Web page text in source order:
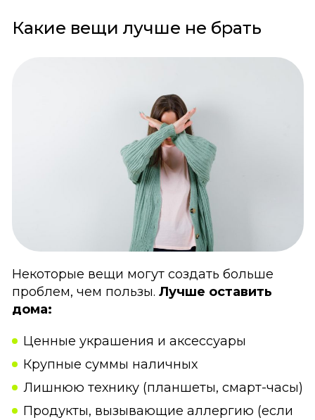
Какие вещи лучше не брать
Некоторые вещи могут создать больше
проблем, чем пользы. Лучше оставить
дома:
Ценные украшения и аксессуары
Крупные суммы наличных
Лишнюю технику (планшеты, смарт-часы)
Продукты, вызывающие аллергию (если